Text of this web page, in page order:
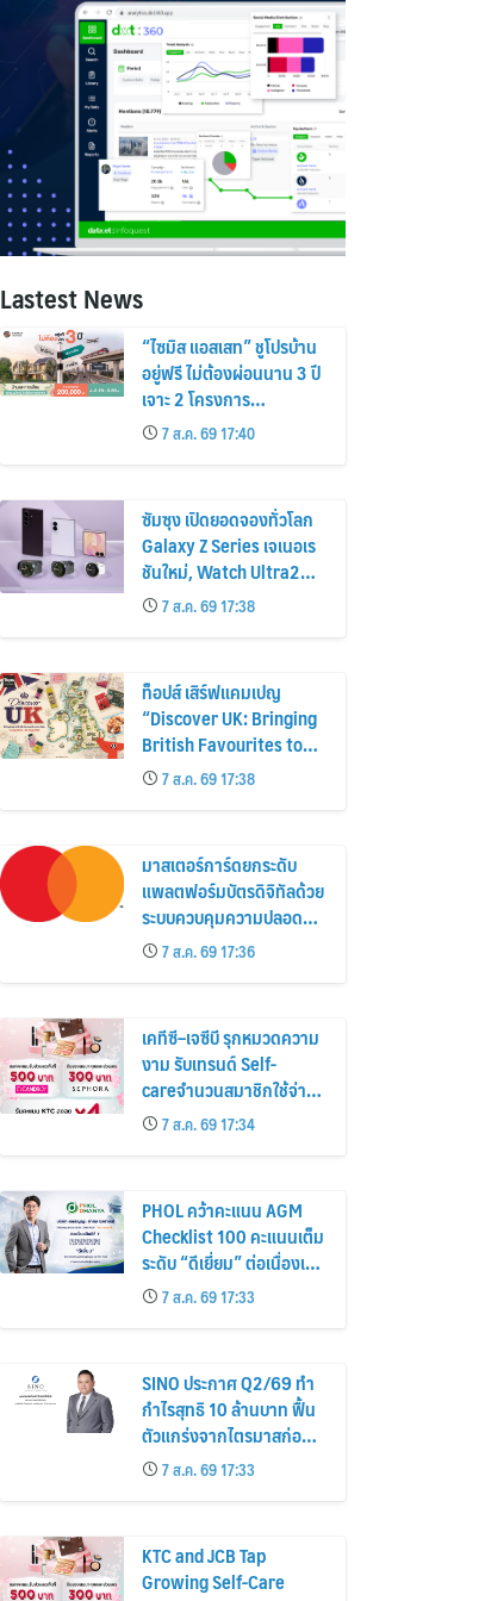
Lastest News
“ไซมิส แอสเสท” ชูโปรบ้าน
อยู่ฟรี ไม่ต้องผ่อนนาน 3 ปี
เจาะ 2 โครงการ
“Siamese Holm–
Siamese Blossom”
พร้อมส่วนลดและสิทธิพิเศษ
ถึง 31 สิงหาคม 2569
7 ส.ค. 69 17:40
ซัมซุง เปิดยอดจองทั่วโลก
Galaxy Z Series เจเนอเร
ชันใหม่, Watch Ultra2
และ Watch9 สูงกว่ารุ่น
ก่อนหน้ากว่า 30%
7 ส.ค. 69 17:38
ท็อปส์ เสิร์ฟแคมเปญ
“Discover UK: Bringing
British Favourites to
You” ขนทัพของอร่อยและ
ไอเท็มฮิตจากสหราช
อาณาจักร ส่งตรงถึงมือ
ตั้งแต่วันนี้ – 18 สิงหาคมนี้
7 ส.ค. 69 17:38
มาสเตอร์การ์ดยกระดับ
แพลตฟอร์มบัตรดิจิทัลด้วย
ระบบควบคุมความปลอดภัย
ใหม่7 ส.ค. 69 17:36
เคทีซี–เจซีบี รุกหมวดความ
งาม รับเทรนด์ Self-
careจำนวนสมาชิกใช้จ่าย
หมวดเครื่องสำอางเพิ่ม
26%
7 ส.ค. 69 17:34
PHOL คว้าคะแนน AGM
Checklist 100 คะแนนเต็ม
ระดับ “ดีเยี่ยม” ต่อเนื่องเป็น
ปีที่ 7 ตอกย้ำการดำเนิน
ธุรกิจตามหลักธรรมาภิบาล
โปร่งใส สร้างความเชื่อมั่นผู้
7 ส.ค. 69 17:33
SINO ประกาศ Q2/69 ทำ
กำไรสุทธิ 10 ล้านบาท ฟื้น
ตัวแกร่งจากไตรมาสก่อน
เตรียมจ่ายปันผลระหว่าง
กาล 0.014423 บาทต่อหุ้น
ครึ่งปีหลังมุ่งเติบโตต่อเนื่อง
7 ส.ค. 69 17:33
KTC and JCB Tap
Growing Self-Care